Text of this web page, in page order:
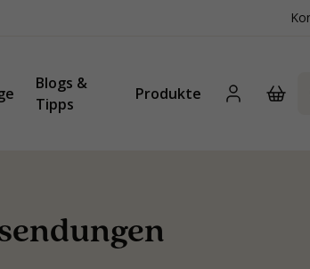
Blogs &
Tipps
Produkte